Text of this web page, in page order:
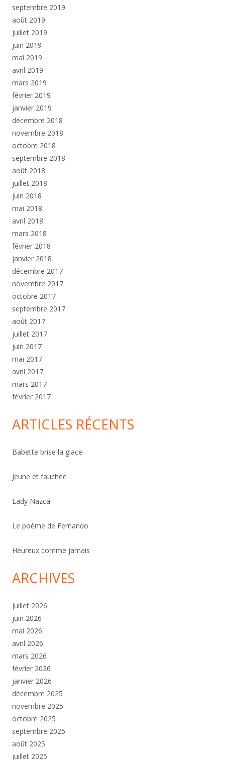
septembre 2019
août 2019
juillet 2019
juin 2019
mai 2019
avril 2019
mars 2019
février 2019
janvier 2019
décembre 2018
novembre 2018
octobre 2018
septembre 2018
août 2018
juillet 2018
juin 2018
mai 2018
avril 2018
mars 2018
février 2018
janvier 2018
décembre 2017
novembre 2017
octobre 2017
septembre 2017
août 2017
juillet 2017
juin 2017
mai 2017
avril 2017
mars 2017
février 2017
ARTICLES RÉCENTS
Babette brise la glace
Jeune et fauchée
Lady Nazca
Le poème de Fernando
Heureux comme jamais
ARCHIVES
juillet 2026
juin 2026
mai 2026
avril 2026
mars 2026
février 2026
janvier 2026
décembre 2025
novembre 2025
octobre 2025
septembre 2025
août 2025
juillet 2025